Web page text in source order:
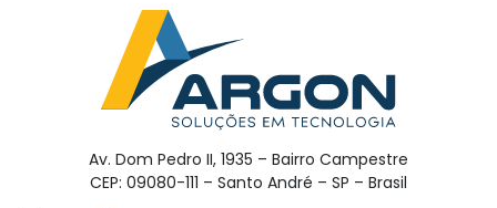
Av. Dom Pedro II, 1935 – Bairro Campestre
CEP: 09080-111 – Santo André – SP – Brasil